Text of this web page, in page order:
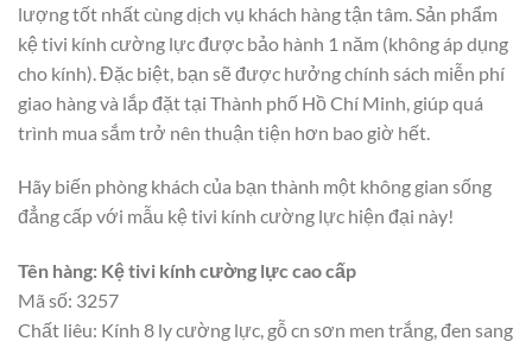
lượng tốt nhất cùng dịch vụ khách hàng tận tâm. Sản phẩm
kệ tivi kính cường lực được bảo hành 1 năm (không áp dụng
cho kính). Đặc biệt, bạn sẽ được hưởng chính sách miễn phí
giao hàng và lắp đặt tại Thành phố Hồ Chí Minh, giúp quá
trình mua sắm trở nên thuận tiện hơn bao giờ hết.
Hãy biến phòng khách của bạn thành một không gian sống
đẳng cấp với mẫu kệ tivi kính cường lực hiện đại này!
Tên hàng: Kệ tivi kính cường lực cao cấp
Mã số: 3257
Chất liêu: Kính 8 ly cường lực, gỗ cn sơn men trắng, đen sang